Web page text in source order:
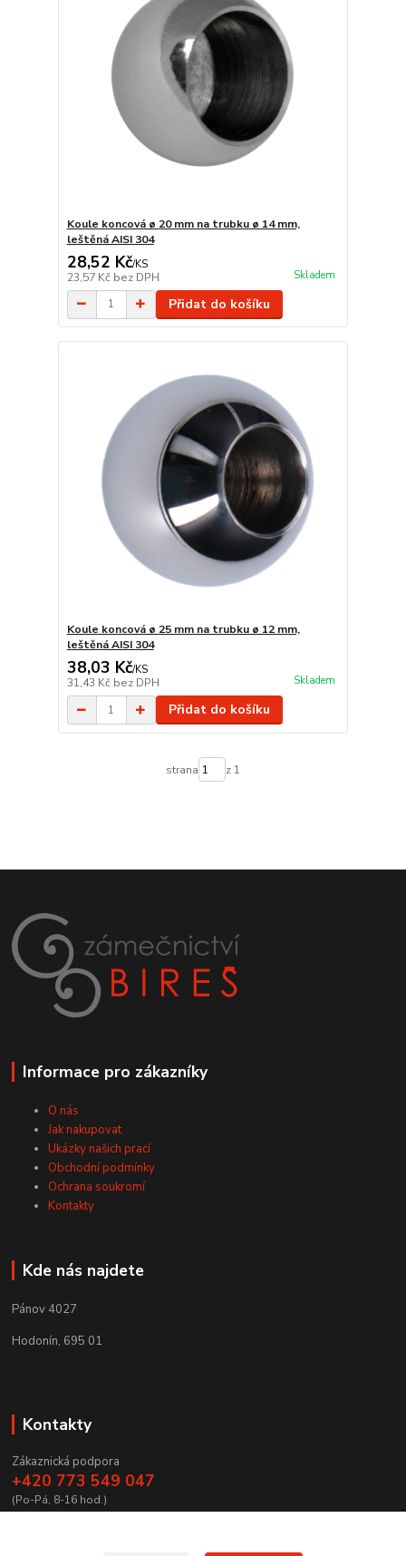
Koule koncová ø 20 mm na trubku ø 14 mm,
leštěná AISI 304
28,52 Kč/KS
23,57 Kč bez DPH Skladem
Přidat do košíku
Koule koncová ø 25 mm na trubku ø 12 mm,
leštěná AISI 304
38,03 Kč/KS
31,43 Kč bez DPH Skladem
Přidat do košíku
strana z 1
Informace pro zákazníky
O nás
Jak nakupovat
Ukázky našich prací
Obchodní podmínky
Ochrana soukromí
Kontakty
Kde nás najdete
Pánov 4027
Hodonín, 695 01
Kontakty
Zákaznická podpora
+420 773 549 047
(Po-Pá, 8-16 hod.)